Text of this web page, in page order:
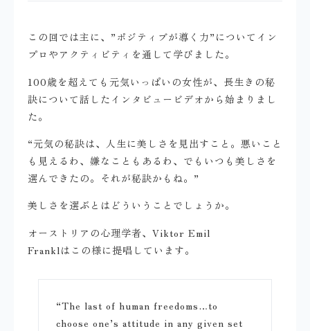
この回では主に、”ポジティブが導く力”についてイン
プロやアクティビティを通して学びました。
100歳を超えても元気いっぱいの女性が、長生きの秘
訣について話したインタビュービデオから始まりまし
た。
“元気の秘訣は、人生に美しさを見出すこと。悪いこと
も見えるわ、嫌なこともあるわ、でもいつも美しさを
選んできたの。それが秘訣かもね。”
美しさを選ぶとはどういうことでしょうか。
オーストリアの心理学者、Viktor Emil
Franklはこの様に提唱しています。
“The last of human freedoms…to
choose one’s attitude in any given set